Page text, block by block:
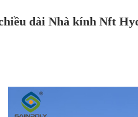
dài Nhà kính Nft